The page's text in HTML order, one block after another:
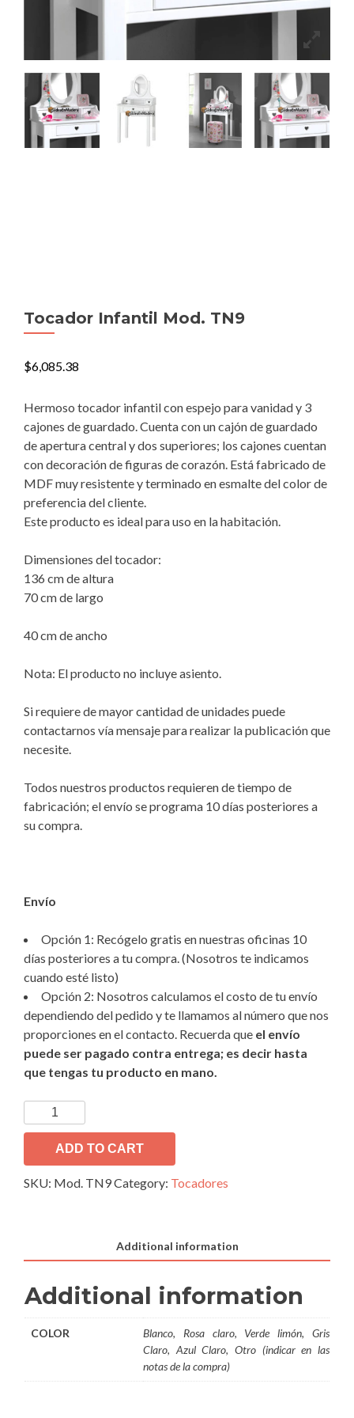
Tocador Infantil Mod. TN9
$6,085.38
Hermoso tocador infantil con espejo para vanidad y 3
cajones de guardado. Cuenta con un cajón de guardado
de apertura central y dos superiores; los cajones cuentan
con decoración de figuras de corazón. Está fabricado de
MDF muy resistente y terminado en esmalte del color de
preferencia del cliente.
Este producto es ideal para uso en la habitación.
Dimensiones del tocador:
136 cm de altura
70 cm de largo
40 cm de ancho
Nota: El producto no incluye asiento.
Si requiere de mayor cantidad de unidades puede
contactarnos vía mensaje para realizar la publicación que
necesite.
Todos nuestros productos requieren de tiempo de
fabricación; el envío se programa 10 días posteriores a
su compra.
Envío
Opción 1: Recógelo gratis en nuestras oficinas 10
días posteriores a tu compra. (Nosotros te indicamos
cuando esté listo)
Opción 2: Nosotros calculamos el costo de tu envío
dependiendo del pedido y te llamamos al número que nos
proporciones en el contacto. Recuerda que el envío
puede ser pagado contra entrega; es decir hasta
que tengas tu producto en mano.
Tocador
Infantil
TN9
quantity
ADD TO CART
SKU: Mod. TN9Category: Tocadores
Additional information
Additional information
COLOR
Blanco, Rosa claro, Verde limón, Gris
Claro, Azul Claro, Otro (indicar en las
notas de la compra)